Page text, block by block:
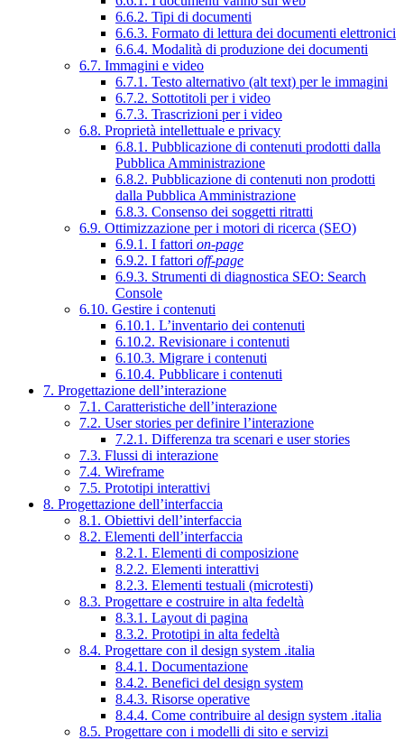
6.6.2. Tipi di documenti
6.6.3. Formato di lettura dei documenti elettronici
6.6.4. Modalità di produzione dei documenti
6.7. Immagini e video
6.7.1. Testo alternativo (alt text) per le immagini
6.7.2. Sottotitoli per i video
6.7.3. Trascrizioni per i video
6.8. Proprietà intellettuale e privacy
6.8.1. Pubblicazione di contenuti prodotti dalla
Pubblica Amministrazione
6.8.2. Pubblicazione di contenuti non prodotti
dalla Pubblica Amministrazione
6.8.3. Consenso dei soggetti ritratti
6.9. Ottimizzazione per i motori di ricerca (SEO)
6.9.1. I fattori on-page
6.9.2. I fattori off-page
6.9.3. Strumenti di diagnostica SEO: Search
Console
6.10. Gestire i contenuti
6.10.1. L’inventario dei contenuti
6.10.2. Revisionare i contenuti
6.10.3. Migrare i contenuti
6.10.4. Pubblicare i contenuti
7. Progettazione dell’interazione
7.1. Caratteristiche dell’interazione
7.2. User stories per definire l’interazione
7.2.1. Differenza tra scenari e user stories
7.3. Flussi di interazione
7.4. Wireframe
7.5. Prototipi interattivi
8. Progettazione dell’interfaccia
8.1. Obiettivi dell’interfaccia
8.2. Elementi dell’interfaccia
8.2.1. Elementi di composizione
8.2.2. Elementi interattivi
8.2.3. Elementi testuali (microtesti)
8.3. Progettare e costruire in alta fedeltà
8.3.1. Layout di pagina
8.3.2. Prototipi in alta fedeltà
8.4. Progettare con il design system .italia
8.4.1. Documentazione
8.4.2. Benefici del design system
8.4.3. Risorse operative
8.4.4. Come contribuire al design system .italia
8.5. Progettare con i modelli di sito e servizi